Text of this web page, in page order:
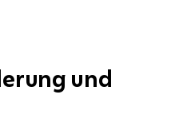
und